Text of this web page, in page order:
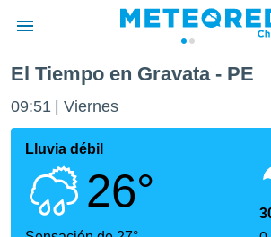
de
por
se
calidad.
a este
El Tiempo en Gravata - PE
09:51 Viernes
Lluvia débil
26°